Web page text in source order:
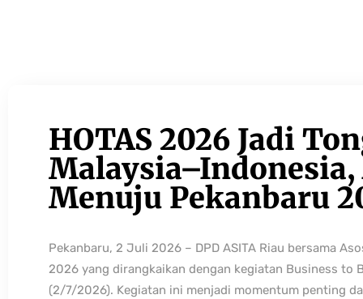
HOTAS 2026 Jadi
Menuju Pekanbaru
Pekanbaru, 2 Juli 2026 – DPD ASITA Riau bersama
2026 yang dirangkaikan dengan kegiatan Business to
(2/7/2026). Kegiatan ini menjadi momentum penting